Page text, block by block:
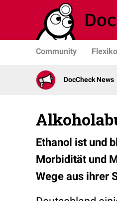
Community
DocCheck News
Ethanol ist und
Morbidität und
Wege aus ihrer